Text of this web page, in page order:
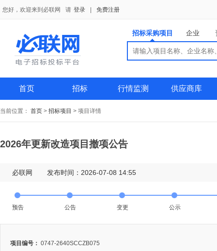
您好，欢迎来到必联网 请 登录 免费注册
招标采购项目 企业
首页 招标 行情监测 供应商库
当前位置： 首页 > 招标项目 > 项目详情
2026年更新改造项目撤项公告
必联网 发布时间：2026-07-08 14:55
预告 公告 变更 公示
项目编号： 0747-2640SCCZB075